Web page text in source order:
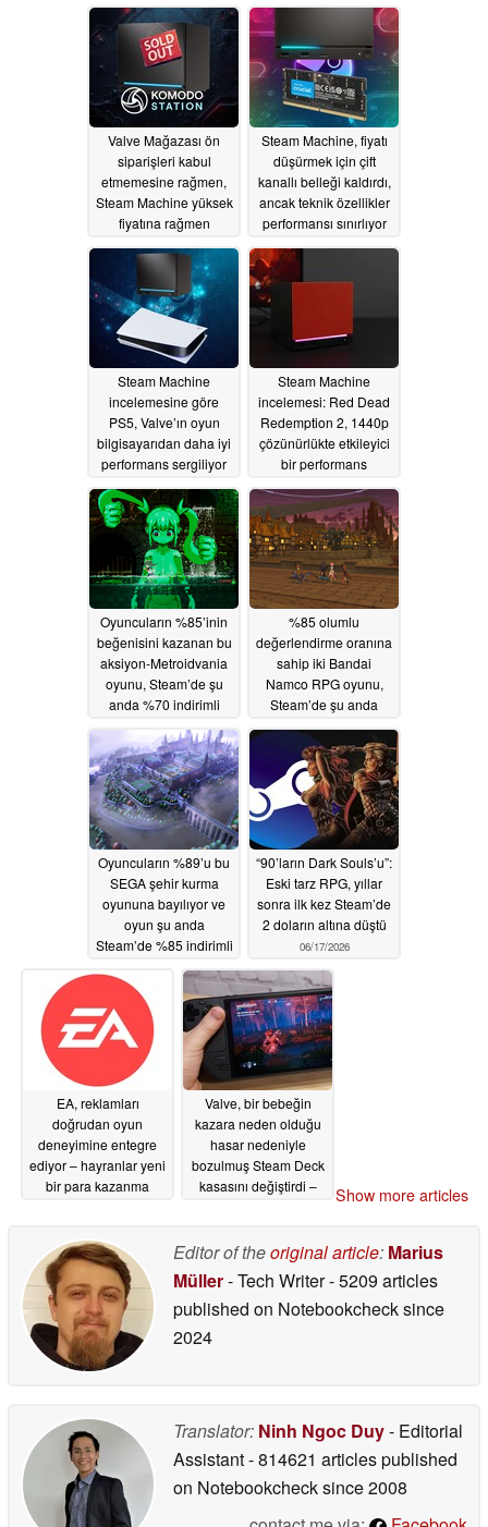
Valve Mağazası ön
siparişleri kabul
etmemesine rağmen,
Steam Machine yüksek
fiyatına rağmen
06/24/2026
Steam Machine, fiyatı
düşürmek için çift
kanallı belleği kaldırdı,
ancak teknik özellikler
performansı sınırlıyor
06/23/2026
Steam Machine
incelemesine göre
PS5, Valve’ın oyun
bilgisayarıdan daha iyi
performans sergiliyor
06/23/2026
Steam Machine
incelemesi: Red Dead
Redemption 2, 1440p
çözünürlükte etkileyici
bir performans
ödünler de var
06/23/2026
Oyuncuların %85’inin
beğenisini kazanan bu
aksiyon-Metroidvania
oyunu, Steam’de şu
anda %70 indirimli
06/18/2026
%85 olumlu
değerlendirme oranına
sahip iki Bandai
Namco RPG oyunu,
Steam’de şu anda
tüm zamanların en
düşük fiyatlarına ulaştı
06/17/2026
Oyuncuların %89’u bu
SEGA şehir kurma
oyununa bayılıyor ve
oyun şu anda
Steam’de %85 indirimli
06/17/2026
“90’ların Dark Souls’u”:
Eski tarz RPG, yıllar
sonra ilk kez Steam’de
2 doların altına düştü
06/17/2026
EA, reklamları
doğrudan oyun
deneyimine entegre
ediyor – hayranlar yeni
bir para kazanma
Valve, bir bebeğin
kazara neden olduğu
hasar nedeniyle
bozulmuş Steam Deck
kasasını değiştirdi –
Show more articles
Editor of theoriginal article: Marius
Müller- Tech Writer- 5209 articles
published on Notebookchecksince
2024
Translator: Ninh Ngoc Duy- Editorial
Assistant- 814621 articles published
on Notebookchecksince 2008